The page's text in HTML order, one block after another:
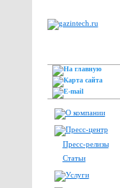
Пресс-релизы
Статьи